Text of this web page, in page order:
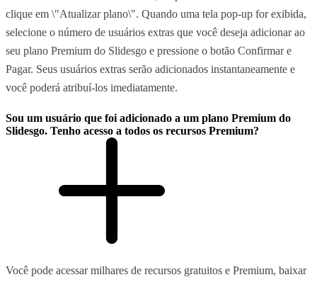
clique em \"Atualizar plano\". Quando uma tela pop-up for exibida,
selecione o número de usuários extras que você deseja adicionar ao
seu plano Premium do Slidesgo e pressione o botão Confirmar e
Pagar. Seus usuários extras serão adicionados instantaneamente e
você poderá atribuí-los imediatamente.
Sou um usuário que foi adicionado a um plano Premium do
Slidesgo. Tenho acesso a todos os recursos Premium?
Você pode acessar milhares de recursos gratuitos e Premium, baixar